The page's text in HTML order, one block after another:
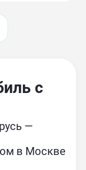
с
—
в Москве